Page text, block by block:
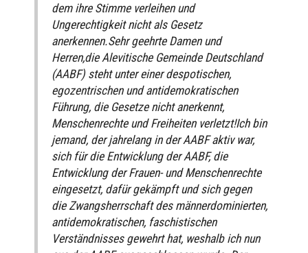
dem ihre Stimme verleihen und
Ungerechtigkeit nicht als Gesetz
anerkennen.Sehr geehrte Damen und
Herren,die Alevitische Gemeinde Deutschland
(AABF) steht unter einer despotischen,
egozentrischen und antidemokratischen
Führung, die Gesetze nicht anerkennt,
Menschenrechte und Freiheiten verletzt!Ich bin
jemand, der jahrelang in der AABF aktiv war,
sich für die Entwicklung der AABF, die
Entwicklung der Frauen- und Menschenrechte
eingesetzt, dafür gekämpft und sich gegen
die Zwangsherrschaft des männerdominierten,
antidemokratischen, faschistischen
Verständnisses gewehrt hat, weshalb ich nun